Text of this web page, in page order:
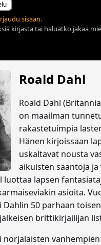
sisään.
kirjasta tai haluatko jakaa
Roald Dahl
Roald Dahl
on maailman
rakastetuimpia
Hänen kirjoissaan
uskaltavat nousta
aikuisten sääntöjä ja
luottaa lapsen
asioita.
Dahlin 50 parhaan toisen
brittikirjailijan
norjalaisten